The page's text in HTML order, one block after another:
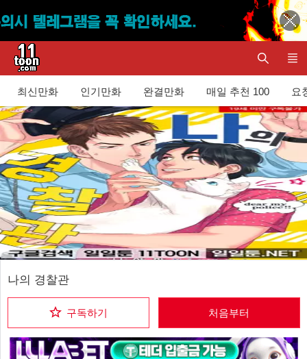
최신만화 인기만화 완결만화 매일 추천 100 요
나의 경찰관
구독하기 처음부터